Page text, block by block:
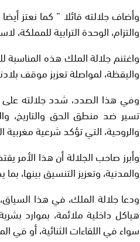
وأضاف جلالته قائلا ” كما نعتز
والتزام، الوحدة الترابية
واغتنم جلالة الملك هذه المناسبة
واليقظة، لمواصلة تعزيز موقف
وفي هذا الصدد، شدد جلالته على
تسير ضد منطق الحق والتاريخ،
والروحية، التي تؤكد شرعية مغربية
وأبرز صاحب الجلالة أن هذا الأمر
والمدنية، وتعزيز التنسيق بينها،
ودعا جلالة الملك، في هذا
هياكل داخلية ملائمة، بموارد
سواء في اللقاءات الثنائية، أو في